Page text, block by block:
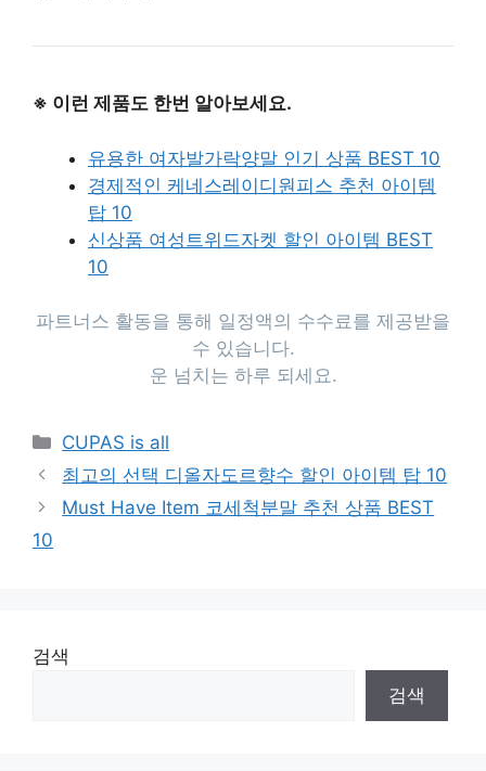
※ 이런 제품도 한번 알아보세요.
유용한 여자발가락양말 인기 상품 BEST 10
경제적인 케네스레이디원피스 추천 아이템
탑 10
신상품 여성트위드자켓 할인 아이템 BEST
10
파트너스 활동을 통해 일정액의 수수료를 제공받을
수 있습니다.
운 넘치는 하루 되세요.
Categories
CUPAS is all
최고의 선택 디올자도르향수 할인 아이템 탑 10
Must Have Item 코세척분말 추천 상품 BEST
10
검색
검색